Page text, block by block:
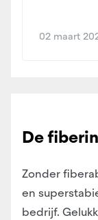
02 maart
De
Zonder
en
bedrijf.